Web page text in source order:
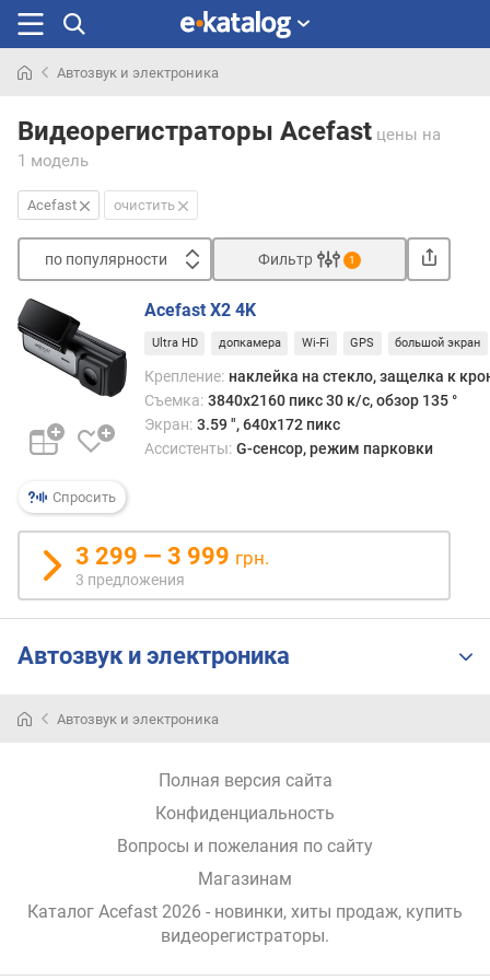
раньше
Автозвук и электроника
Видеорегистраторы Acefast цены на
1 модель
Acefast очистить
по популярности
о
п
у
р
н
о
с
т
и
о
д
о
Фильтр 1
Спросить
Acefast X2 4K
Ultra HD допкамера Wi-Fi GPS большой экран
Крепление: наклейка на стекло, защелка к
Съемка: 3840х2160 пикс 30 к/с, обзор 135 °
Экран: 3.59 ", 640x172 пикс
Ассистенты: G-сенсор, режим парковки
3 299 — 3 999 грн.
3 предложения
Автозвук и электроника
Автозвук и электроника
Полная версия сайта
Конфиденциальность
Вопросы и пожелания по сайту
Магазинам
Каталог Acefast 2026 - новинки, хиты продаж, купить
видеорегистраторы.